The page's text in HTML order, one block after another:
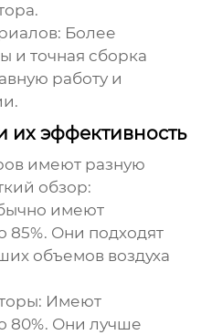
.
Более
и точная сборка
работу и
их эффективность
имеют разную
обзор:
имеют
85%. Они подходят
объемов воздуха
Имеют
80%. Они лучше